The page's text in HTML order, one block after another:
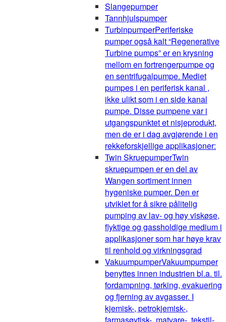
Slangepumper
Tannhjulspumper
TurbinpumperPeriferiske
pumper også kalt “Regenerative
Turbine pumps” er en krysning
mellom en fortrengerpumpe og
en sentrifugalpumpe. Mediet
pumpes i en periferisk kanal ,
ikke ulikt som i en side kanal
pumpe. Disse pumpene var i
utgangspunktet et nisjeprodukt,
men de er i dag avgjørende i en
rekkeforskjellige applikasjoner:
Twin SkruepumperTwin
skruepumpen er en del av
Wangen sortiment innen
hygeniske pumper. Den er
utviklet for å sikre pålitelig
pumping av lav- og høy viskøse,
flyktige og gassholdige medium i
applikasjoner som har høye krav
til renhold og virkningsgrad
VakuumpumperVakuumpumper
benyttes innen industrien bl.a. til.
fordampning, tørking, evakuering
og fjerning av avgasser. I
kjemisk-, petrokjemisk-,